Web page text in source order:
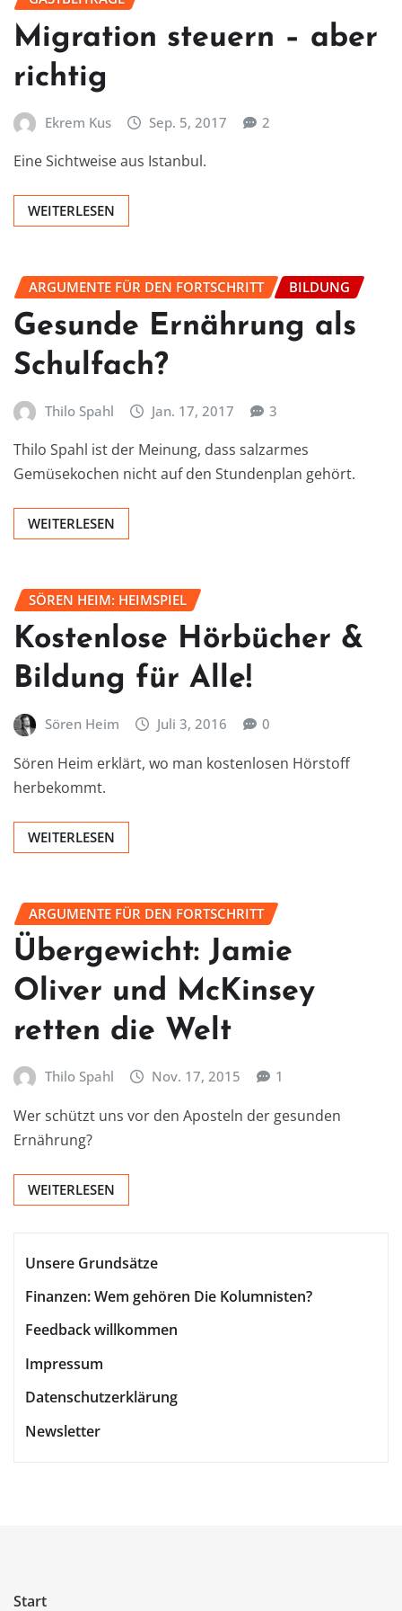
Migration steuern – aber
richtig
Ekrem Kus Sep. 5, 2017 2
Eine Sichtweise aus Istanbul.
WEITERLESEN
ARGUMENTE FÜR DEN FORTSCHRITT BILDUNG
Gesunde Ernährung als
Schulfach?
Thilo Spahl Jan. 17, 2017 3
Thilo Spahl ist der Meinung, dass salzarmes
Gemüsekochen nicht auf den Stundenplan gehört.
WEITERLESEN
SÖREN HEIM: HEIMSPIEL
Kostenlose Hörbücher &
Bildung für Alle!
Sören Heim Juli 3, 2016 0
Sören Heim erklärt, wo man kostenlosen Hörstoff
herbekommt.
WEITERLESEN
ARGUMENTE FÜR DEN FORTSCHRITT
Übergewicht: Jamie
Oliver und McKinsey
retten die Welt
Thilo Spahl Nov. 17, 2015 1
Wer schützt uns vor den Aposteln der gesunden
Ernährung?
WEITERLESEN
Unsere Grundsätze
Finanzen: Wem gehören Die Kolumnisten?
Feedback willkommen
Impressum
Datenschutzerklärung
Newsletter
Start